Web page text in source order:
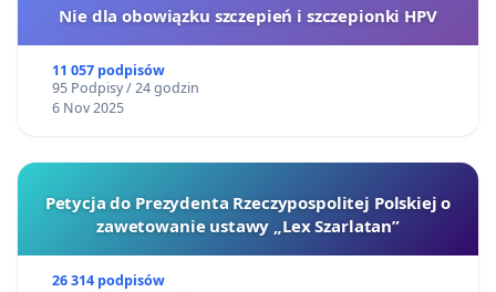
Nie dla obowiązku szczepień i szczepionki HPV
11 057 podpisów
95 Podpisy / 24 godzin
6 Nov 2025
Petycja do Prezydenta Rzeczypospolitej Polskiej o
zawetowanie ustawy „Lex Szarlatan”
26 314 podpisów